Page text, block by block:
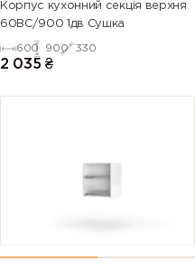
Корпус кухонний секцiя верхня
60ВС/900 1дв Сушка
600 900 330
2 035 ₴